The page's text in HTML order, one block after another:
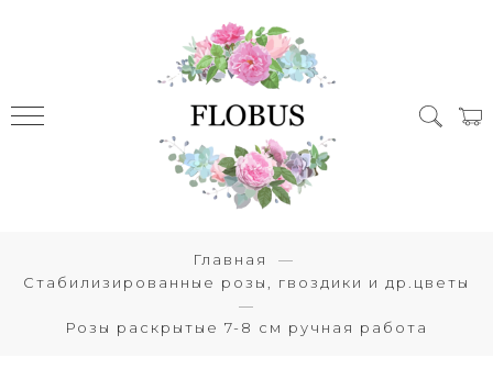
Главная
Стабилизированные розы, гвоздики и др.цветы
Розы раскрытые 7-8 см ручная работа